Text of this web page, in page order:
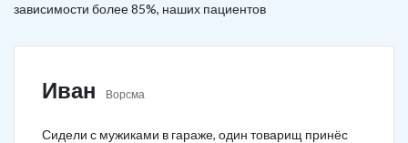
зависимости более 85%, наших пациентов
Иван Ворсма
Сидели с мужиками в гараже, один товарищ принёс